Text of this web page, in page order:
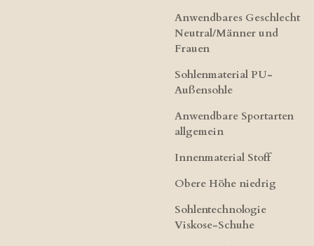
Anwendbares Geschlecht
Neutral/Männer und
Frauen
Sohlenmaterial PU-
Außensohle
Anwendbare Sportarten
allgemein
Innenmaterial Stoff
Obere Höhe niedrig
Sohlentechnologie
Viskose-Schuhe